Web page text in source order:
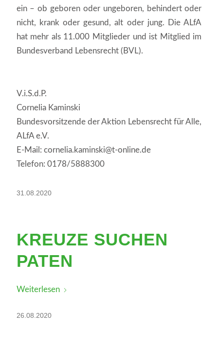
ein – ob geboren oder ungeboren, behindert oder
nicht, krank oder gesund, alt oder jung. Die ALfA
hat mehr als 11.000 Mitglieder und ist Mitglied im
Bundesverband Lebensrecht (BVL).
V.i.S.d.P.
Cornelia Kaminski
Bundesvorsitzende der Aktion Lebensrecht für Alle,
ALfA e.V.
E-Mail: cornelia.kaminski@t-online.de
Telefon: 0178/5888300
31.08.2020
KREUZE SUCHEN
PATEN
Weiterlesen
26.08.2020